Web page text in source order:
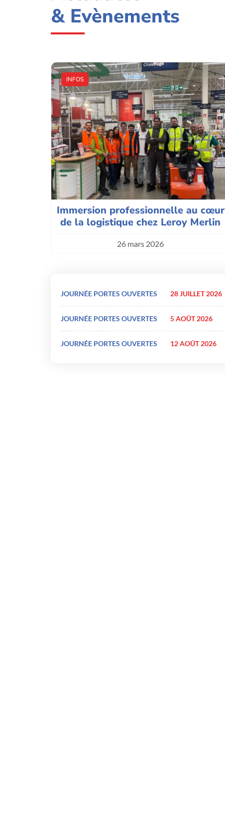
& Evènements
INFOS
Immersion professionnelle au cœur
de la logistique chez Leroy Merlin
26 mars 2026
JOURNÉE PORTES OUVERTES 28 JUILLET 2026
JOURNÉE PORTES OUVERTES 5 AOÛT 2026
JOURNÉE PORTES OUVERTES 12 AOÛT 2026